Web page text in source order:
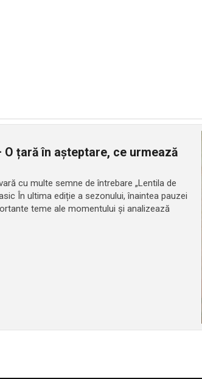
țară în așteptare, ce urmează
cu multe semne de întrebare „Lentila de
În ultima ediție a sezonului, înaintea pauzei
teme ale momentului și analizează